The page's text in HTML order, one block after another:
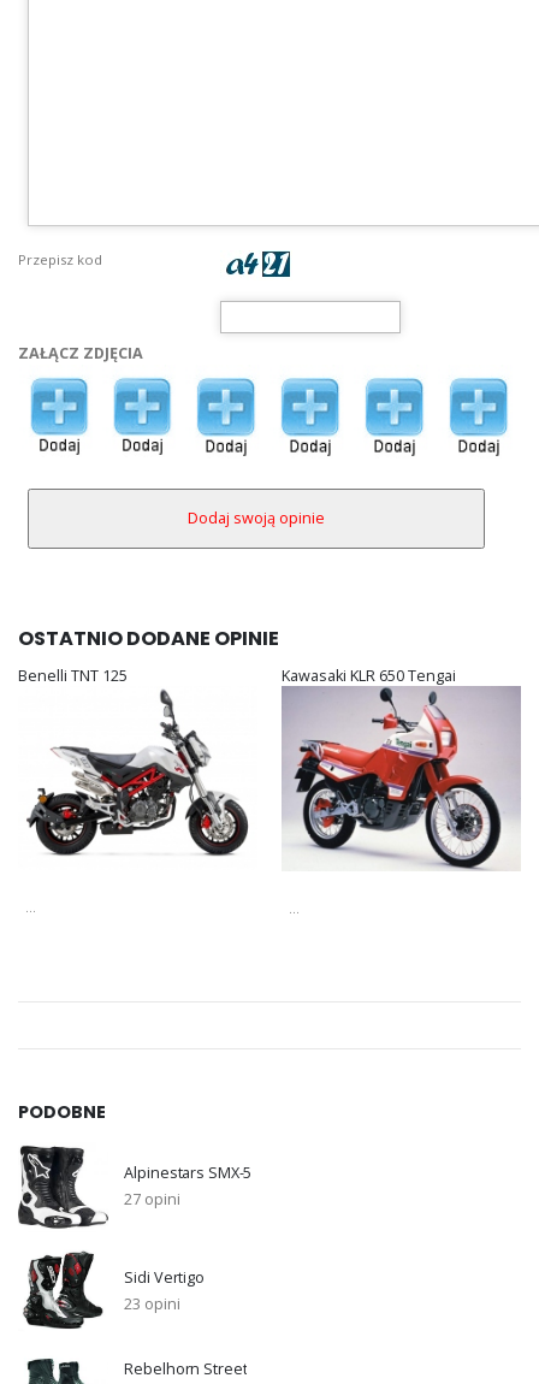
Przepisz kod
ZAŁĄCZ ZDJĘCIA
OSTATNIO DODANE OPINIE
Benelli TNT 125 Kawasaki KLR 650 Tengai
PODOBNE
Alpinestars SMX-5
27 opini
Sidi Vertigo
23 opini
Rebelhorn Street